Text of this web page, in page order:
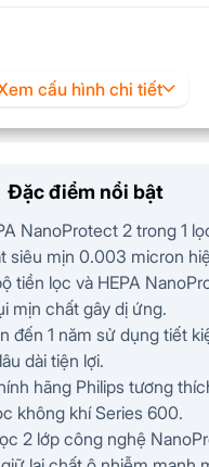
x 166 x 154 mm
cấu hình chi tiết
Đặc điểm nổi bật
NanoProtect 2 trong 1
siêu mịn 0.003 micron
tiền lọc và HEPA
mịn chất gây dị ứng.
đến 1 năm sử dụng tiết
dài tiện lợi.
hãng Philips tương
không khí Series 600.
2 lớp công nghệ